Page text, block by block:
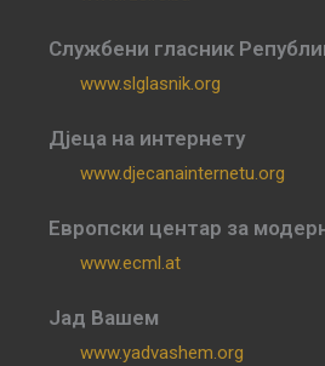
Службени гласник
www.slglasnik.org
Дјеца на интернету
www.djecanainternetu.org
Европски центар за
www.ecml.at
Јад Вашем
www.yadvashem.org